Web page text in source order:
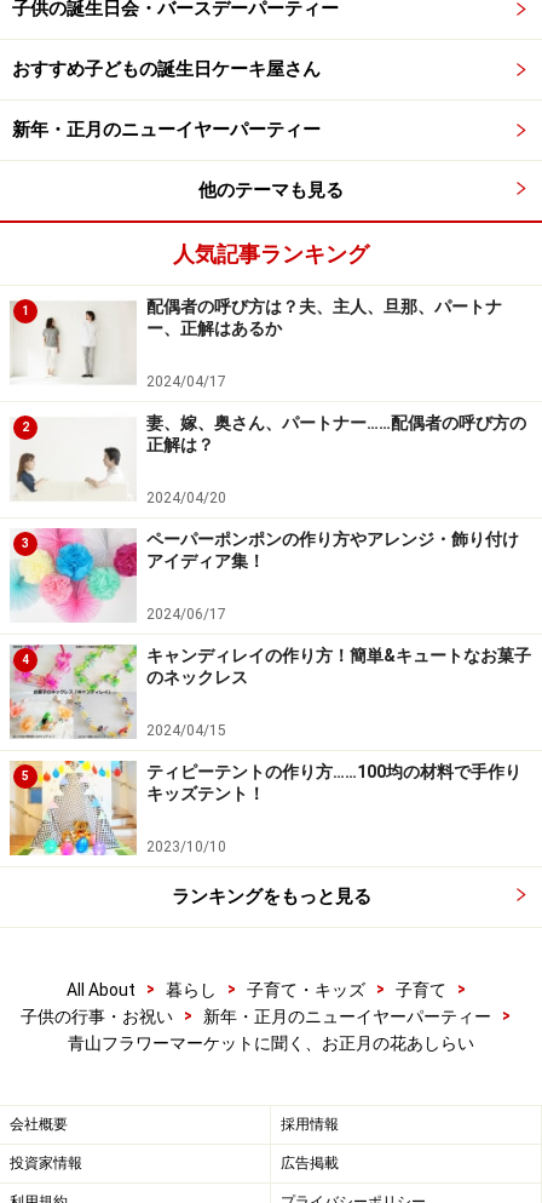
1.牛乳パックを底から10ｃｍ程度にカットする。
牛乳パックが出ないように、少しだけ大きめにするのがコ
2.ニューサイランを牛乳パックに合わせてカットする。
土台をカバーするのは、葉なら何でも。日持ちするもの
がおすすめ。
パックの端と葉の端を合わせて、真ん中が重なるようにする
と、隙間ができません
3.ニューサイランを両面テープで牛乳パックに貼り付け
る。
牛乳パックの上下に両面テープを貼り、そこにカットし
たニューサイランを貼っていく。葉がパックより大きく
はみ出した場合は、カットする。
ひもはなくてもかまいませんが、あるとより華やかになりま
す。もちろんリボンでも！
ひもの先を挟み込むとよりかわいく見える。
子供の誕生日会・バースデーパーティー
おすすめ子どもの誕生日ケーキ屋さん
新年・正月のニューイヤーパーティー
他のテーマも見る
人気記事ランキング
1
配偶者の呼び方は？夫、主人、旦那、パートナ
ー、正解はあるか
2024/04/17
2
妻、嫁、奥さん、パートナー……配偶者の呼び方の
正解は？
2024/04/20
3
ペーパーポンポンの作り方やアレンジ・飾り付け
アイディア集！
2024/06/17
4
キャンディレイの作り方！簡単&キュートなお菓子
のネックレス
2024/04/15
5
ティピーテントの作り方……100均の材料で手作り
キッズテント！
2023/10/10
ランキングをもっと見る
All About > 暮らし > 子育て・キッズ > 子育て
>
子供の行事・お祝い
> 新年・正月のニューイヤーパーティー
>
青山フラワーマーケットに聞く、お正月の花あしらい
会社概要 採用情報
投資家情報 広告掲載